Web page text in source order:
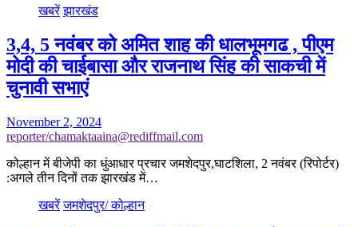
खबरें झारखंड
3,4, 5 नवंबर को अमित शाह की धालभूमगढ , पीएम
मोदी की चाईबासा और राजनाथ सिंह की साकची में
चुनावी सभाएं
November 2, 2024
reporter/chamaktaaina@rediffmail.com
कोल्हान में बीजेपी का धुंआधार प्रचार जमशेदपुर,घाटशिला, 2 नवंबर (रिपोर्टर)
:अगले तीन दिनों तक झारखंड में…
खबरें जमशेदपुर/ कोल्हान